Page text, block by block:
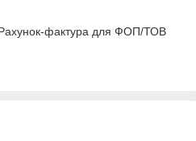
фактура для ФОП/ТОВ